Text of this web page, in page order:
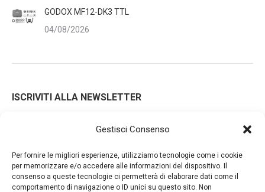
Gestisci Consenso
Per fornire le migliori esperienze, utilizziamo tecnologie come i cookie
per memorizzare e/o accedere alle informazioni del dispositivo. Il
consenso a queste tecnologie ci permetterà di elaborare dati come il
comportamento di navigazione o ID unici su questo sito. Non
GODOX MF12-DK3 TTL
04/08/2026
ISCRIVITI ALLA NEWSLETTER
Iscrivendoti alla nostra newsletter accetti i Termini e le
Condizioni d'Uso del nostro sito web. La tua email potrà essere
utilizzata a fini commerciali e promozionali.